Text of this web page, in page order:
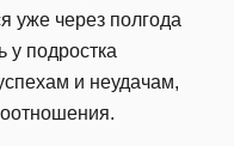
уже через полгода
у подростка
и неудачам,